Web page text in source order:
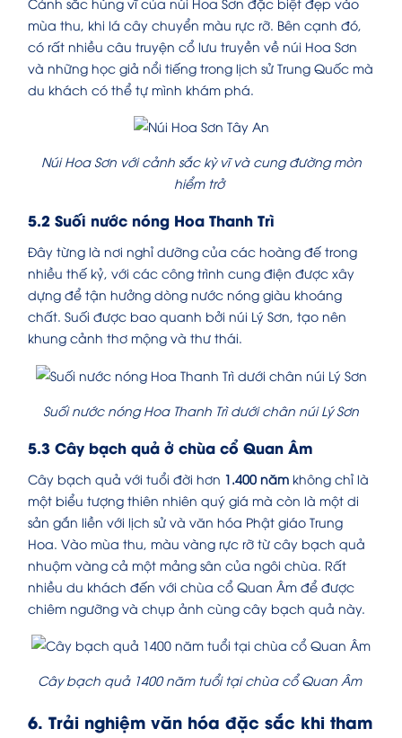
mùa thu, khi lá cây chuyển màu rực rỡ. Bên cạnh đó,
có rất nhiều câu truyện cổ lưu truyền về núi Hoa Sơn
và những học giả nổi tiếng trong lịch sử Trung Quốc mà
du khách có thể tự mình khám phá.
Núi Hoa Sơn với cảnh sắc kỳ vĩ và cung đường mòn
hiểm trở
5.2 Suối nước nóng Hoa Thanh Trì
Đây từng là nơi nghỉ dưỡng của các hoàng đế trong
nhiều thế kỷ, với các công trình cung điện được xây
dựng để tận hưởng dòng nước nóng giàu khoáng
chất. Suối được bao quanh bởi núi Lý Sơn, tạo nên
khung cảnh thơ mộng và thư thái.
Suối nước nóng Hoa Thanh Trì dưới chân núi Lý Sơn
5.3 Cây bạch quả ở chùa cổ Quan Âm
Cây bạch quả với tuổi đời hơn 1.400 năm không chỉ là
một biểu tượng thiên nhiên quý giá mà còn là một di
sản gắn liền với lịch sử và văn hóa Phật giáo Trung
Hoa. Vào mùa thu, màu vàng rực rỡ từ cây bạch quả
nhuộm vàng cả một mảng sân của ngôi chùa. Rất
nhiều du khách đến với chùa cổ Quan Âm để được
chiêm ngưỡng và chụp ảnh cùng cây bạch quả này.
Cây bạch quả 1400 năm tuổi tại chùa cổ Quan Âm
6. Trải nghiệm văn hóa đặc sắc khi tham